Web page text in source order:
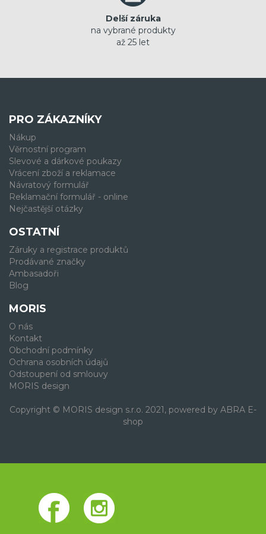
Delší záruka
na vybrané produkty
až 25 let
PRO ZÁKAZNÍKY
Nákup
Věrnostní program
Slevové a dárkové poukazy
Vrácení zboží a reklamace
Návratový formulář
Reklamační formulář - online
Nejčastější otázky
OSTATNÍ
Záruky a registrace produktů
Prodávané značky
Ambasadoři
Blog
MORIS
O nás
Kontakt
Obchodní podmínky
Ochrana osobních údajů
Odstoupení od smlouvy
MORIS design
Copyright © MORIS design s.r.o. 2021, powered by ABRA E-
shop